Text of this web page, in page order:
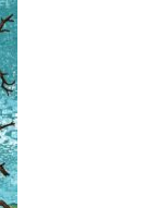
2026
Sunday